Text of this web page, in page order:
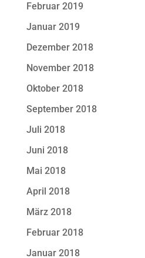
Februar 2019
Januar 2019
Dezember 2018
November 2018
Oktober 2018
September 2018
Juli 2018
Juni 2018
Mai 2018
April 2018
März 2018
Februar 2018
Januar 2018